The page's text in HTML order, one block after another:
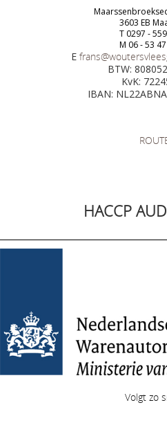
3603 EB
T 0297 -
M 06 - 53
E
BTW:
KvK:
IBAN:
HACCP
Volgt zo